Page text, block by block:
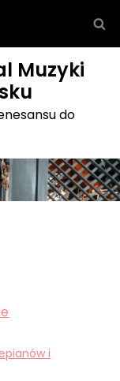
Muzyki
do
i